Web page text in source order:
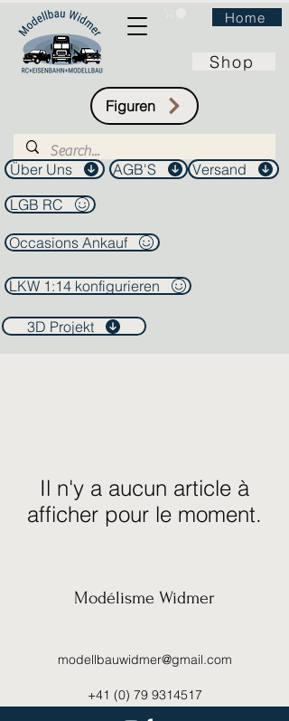
Home
Shop
Figuren
Über Uns AGB'S
Versand
LGB RC
Occasions Ankauf
LKW 1:14 konfigurieren
3D Projekt
Il n'y a aucun article à
afficher pour le moment.
Modélisme Widmer
modellbauwidmer@gmail.com
+41 (0) 79 9314517